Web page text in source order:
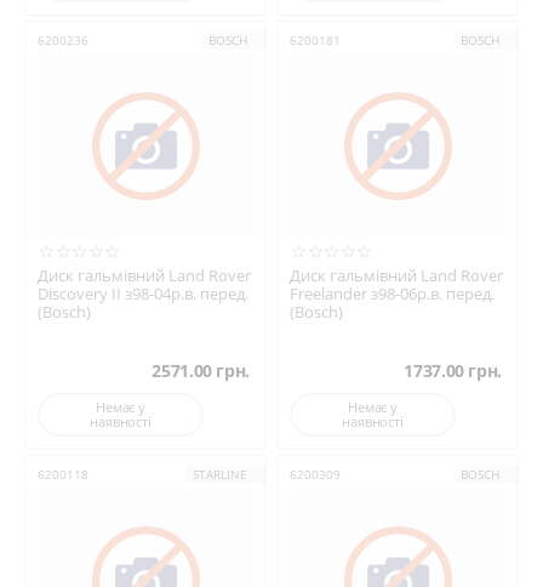
6200236 BOSCH
Диск гальмівний Land Rover
Discovery II з98-04р.в. перед.
(Bosch)
2571.00 грн.
Немає у
наявності
6200181 BOSCH
Диск гальмівний Land Rover
Freelander з98-06р.в. перед.
(Bosch)
1737.00 грн.
Немає у
наявності
6200118 STARLINE 6200309 BOSCH